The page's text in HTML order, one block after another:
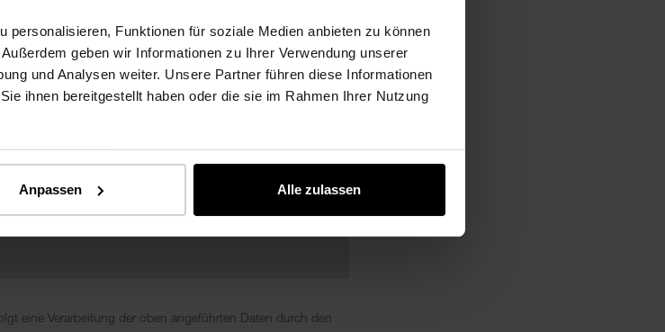
personalisieren, Funktionen für soziale Medien anbieten zu können
geben wir Informationen zu Ihrer Verwendung unserer
und Analysen weiter. Unsere Partner führen diese Informationen
ihnen bereitgestellt haben oder die sie im Rahmen Ihrer Nutzung
Anpassen Alle zulassen
eine Verarbeitung der oben angeführten Daten durch den